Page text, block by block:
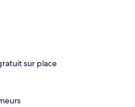
sur place